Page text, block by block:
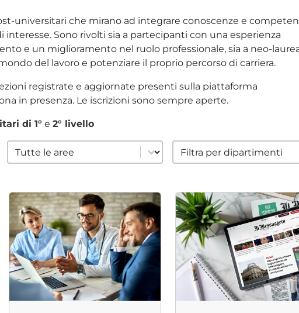
universitari che mirano ad integrare conoscenze e
interesse. Sono rivolti sia a partecipanti con una esperienza
e un miglioramento nel ruolo professionale, sia a neo-
del lavoro e potenziare il proprio percorso di carriera.
registrate e aggiornate presenti sulla piattaforma
in presenza. Le iscrizioni sono sempre aperte.
di 1° e 2° livello
filter area
Select content filter cat dipartimenti
Select content